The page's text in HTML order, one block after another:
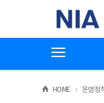
한국지능정보
HOME >운영정